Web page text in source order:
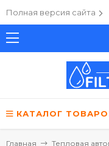
Полная версия сайта
КАТАЛОГ
Главная Тепловая